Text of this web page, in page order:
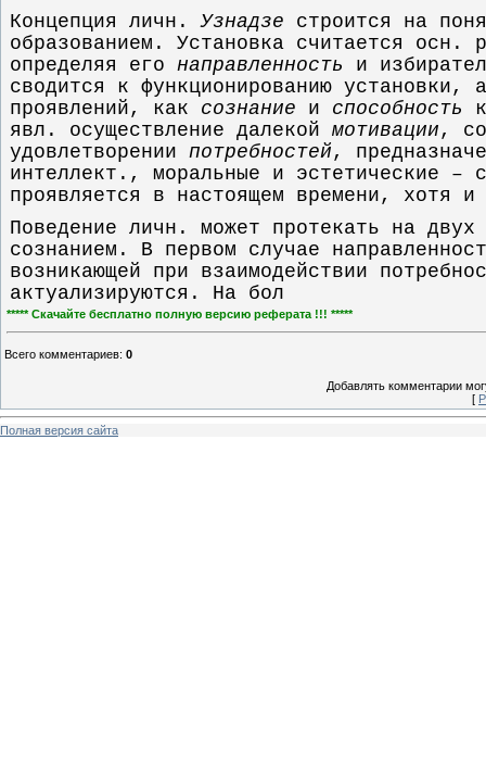
Концепция личн.Узнадзе строится на
образованием. Установка считается осн.
определяя его направленность и
сводится к функционированию установки,
проявлений, как сознание и способность
явл. осуществление далекой мотивации ,
удовлетворении потребностей ,
интеллект., моральные и эстетические –
проявляется в настоящем времени, хотя
Поведение личн. может протекать на
сознанием. В первом случае
возникающей при взаимодействии
актуализируются. На бол
***** Скачайте бесплатно полную версию реферата !!! *****
Всего комментариев: 0
Добавлять комментарии
[
Полная версия сайта